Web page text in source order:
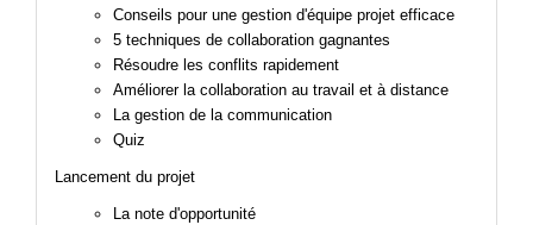
Conseils pour une gestion d'équipe projet efficace
5 techniques de collaboration gagnantes
Résoudre les conflits rapidement
Améliorer la collaboration au travail et à distance
La gestion de la communication
Quiz
Lancement du projet
La note d'opportunité